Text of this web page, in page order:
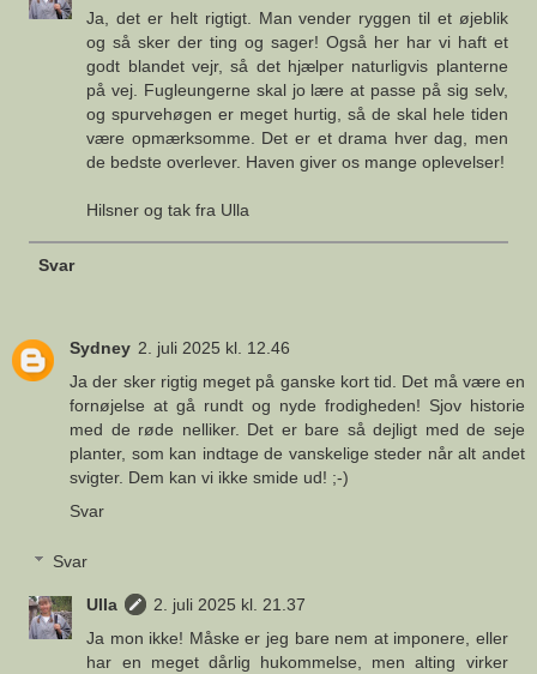
Ja, det er helt rigtigt. Man vender ryggen til et øjeblik
og så sker der ting og sager! Også her har vi haft et
godt blandet vejr, så det hjælper naturligvis planterne
på vej. Fugleungerne skal jo lære at passe på sig selv,
og spurvehøgen er meget hurtig, så de skal hele tiden
være opmærksomme. Det er et drama hver dag, men
de bedste overlever. Haven giver os mange oplevelser!
Hilsner og tak fra Ulla
Svar
Sydney 2. juli 2025 kl. 12.46
Ja der sker rigtig meget på ganske kort tid. Det må være en
fornøjelse at gå rundt og nyde frodigheden! Sjov historie
med de røde nelliker. Det er bare så dejligt med de seje
planter, som kan indtage de vanskelige steder når alt andet
svigter. Dem kan vi ikke smide ud! ;-)
Svar
Svar
Ulla
2. juli 2025 kl. 21.37
Ja mon ikke! Måske er jeg bare nem at imponere, eller
har en meget dårlig hukommelse, men alting virker